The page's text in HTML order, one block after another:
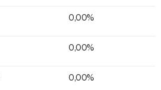
0,00%
0,00%
0,00%